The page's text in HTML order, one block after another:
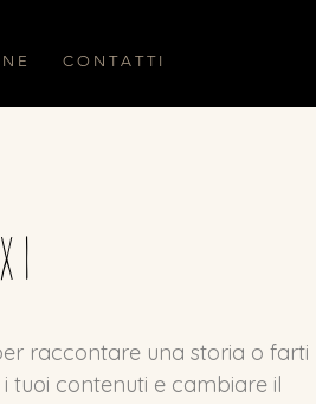
N E C O N T A T T I
raccontare una storia o farti
tuoi contenuti e cambiare il